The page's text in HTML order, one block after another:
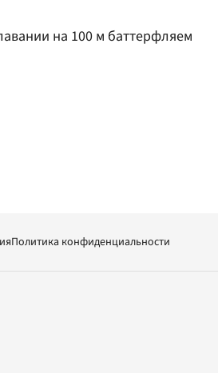
на 100 м баттерфляем
Политика конфиденциальности